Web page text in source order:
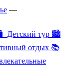
—
Детский тур 🏙️
отдых 📚